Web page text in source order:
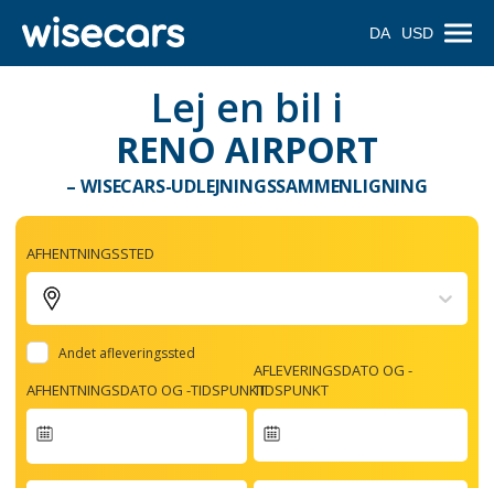
DA USD
Lej en bil i
RENO AIRPORT
– WISECARS-UDLEJNINGSSAMMENLIGNING
AFHENTNINGSSTED
Andet afleveringssted
AFHENTNINGSDATO OG -TIDSPUNKT
forward
AFLEVERINGSDATO OG -
TIDSPUNKT